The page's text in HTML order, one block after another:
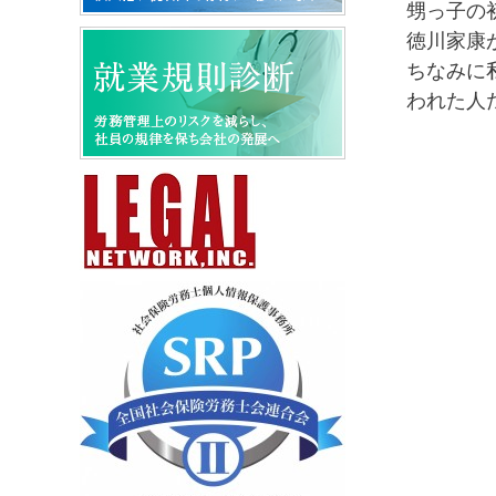
甥っ子の
徳川家康
ちなみに
われた人